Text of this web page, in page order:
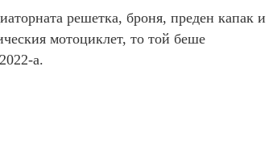
решетка, броня, преден капак и
мотоциклет, то той беше
а.